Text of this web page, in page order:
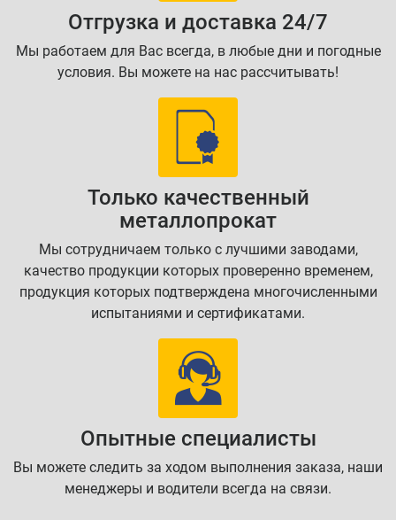
Отгрузка и доставка 24/7
Мы работаем для Вас всегда, в любые дни и погодные
условия. Вы можете на нас рассчитывать!
Только качественный
металлопрокат
Мы сотрудничаем только с лучшими заводами,
качество продукции которых проверенно временем,
продукция которых подтверждена многочисленными
испытаниями и сертификатами.
Опытные специалисты
Вы можете следить за ходом выполнения заказа, наши
менеджеры и водители всегда на связи.